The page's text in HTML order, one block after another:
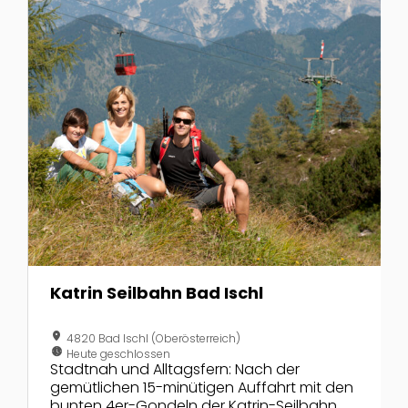
Katrin Seilbahn Bad Ischl
location_on 4820 Bad Ischl (Oberösterreich)
nest_clock_farsight_analog Heute geschlossen
Stadtnah und Alltagsfern: Nach der
gemütlichen 15-minütigen Auffahrt mit den